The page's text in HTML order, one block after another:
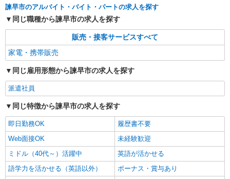
諫早市のアルバイト・バイト・パートの求人を探す
同じ職種から諫早市の求人を探す
販売・接客サービスすべて
家電・携帯販売
同じ雇用形態から諫早市の求人を探す
派遣社員
同じ特徴から諫早市の求人を探す
即日勤務OK
履歴書不要
Web面接OK
未経験歓迎
ミドル（40代～）活躍中
英語が活かせる
語学力を活かせる（英語以外）
ボーナス・賞与あり